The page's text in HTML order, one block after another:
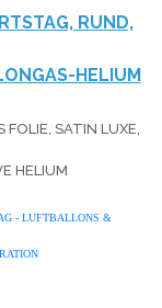
RUND,
HELIUM
SATIN LUXE,
HELIUM
- LUFTBALLONS &